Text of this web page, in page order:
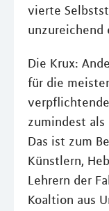
vierte
unzureichend
Die Krux:
für die
zumindest als
Das ist zum
Künstlern,
Lehrern der
Koaltion aus